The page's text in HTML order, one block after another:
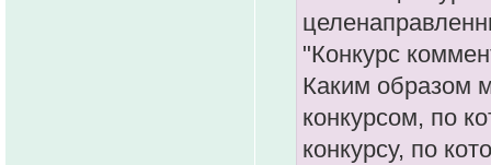
"Конкурс
Каким образом
конкурсом, по
конкурсу, по